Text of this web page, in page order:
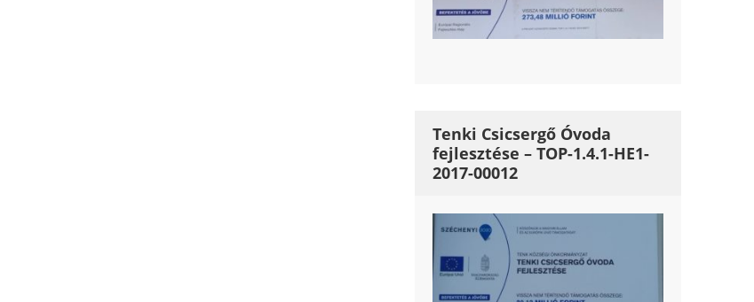
Tenki Csicsergő Óvoda
fejlesztése – TOP-1.4.1-HE1-
2017-00012